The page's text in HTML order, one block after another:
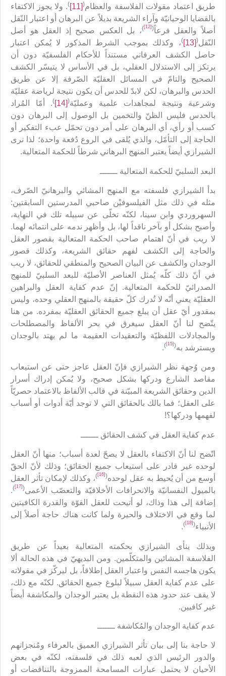
طريق اعتماد مقولات الفلاسفة والعظام(
[11]
). ولا يجوز الاكتفاء
بالقضايا الوحيانيّة وآراء الشريعة بديلاً عن البرهان أو اعتبار النّقل
أصلاً والعقل فرعاً(
[12]
)، بل العكس صحيح إذ العقل هو أصل
النّقل(
[13]
)، وكذلك بموجب الشرط المذكور لا يُمكن اعتبار
حاصل الكشف العرفاني مستنداً للأحكام الفلسفيّة دون أن
يرتكز إلى الاستدلال العقلي، بل في الأساس لا يتيسّر الكشف
الصحيح والتامّ في المسائل العقليّة الصّرفة إلا عن طريق
الحدس والبرهان، لكن لابدّ للحدس أن يكون نتيجة لرياضة عقليّة
وشرعية ونتيجة لمجاهدات علمية وعمليّة(
[14]
). أمّا المُراد
بالحدس فليس الظنّ والتخمين بل الوصول إلى البرهان دون
كسب أو رأي، أي البرهان على أمر دون تحمّل عبء التفكير أو
الحاجة إلى التأمّل، والذي يُلقى في الروع دُفعة واحدة؛ لذا نرى
الشيرازي أيضاً يعتبر المنهج البرهاني شرطاً للحكمة المتعالية.
البعد السلبيّ للحكمة المتعالية ـــــــ
بدأ الشيرازي فلسفته مع المنهج المشائي والبرهانيّ الصّرف،
مثله في ذلك مثل الفيلسوفيْن صاحبي المدرستين السابقتين:
السهروردي وابن سينا، لكنّه تخلّى عن سبيله تلك في النهاية،
وأصبح بشكل أو بآخر ناقداً لها، بل وأظهر ندمه على انتمائه لهما.
لا ريب في أنّ اهتمام صاحب الحكمة المتعالية بقصور العقل
والحاجة إلى الكشف لفهم حقائق الشريعة، وكذلك قصور
الوجدان والكشف عن البيان الصحيح والمنطقي للحقائق، لا ريب
في أنّ ذلك كلّه يُمثل العناصر الأصليّة للبعد السلبيّ للمنهج
الصدرائيّ للحكمة المتعالية. إنّ عدم كفاية العقل والبراهين
العقليّة يعني أنّه لا تُدرك كلّ حقيقة بالمنهج العقلي وحده، وليس
بمقدور أيّ عقل أن يبلغ جميع الحقائق العقليّة بمفرده. من هنا
يتّضح لنا أنّ العقل سيغرق في بحر الألفاظ والمصطلحات
والمجادلات اللفظيّة والتعقيدات العقيمة ما لم يهتد بالوجدان
ويسترشد به(
[15]
)
.
ومن وُجهة نظر الشيرازي فإنّ العقل عاجز حتى عن استيعاب
مقاصد الشارع ودركها بشكل صحيح، ولا يُمكن إدراك أسرار
الدين وحقائق الشريعة المبيّنة في قالب الألفاظ بالاعتماد حصريّاً
على العقل؛ فما بالك بالحقائق التي لا توجد أيّة أدوات أو أسباب
لفهمها ودركها؟!
عدم كفاية العقل في كشف الحقائق ـــــــ
اتّضح لنا أنّ الاكتفاء بالعقل لا يصحّ لعدة أسباب؛ منها أنّ العقل
لوحده غير قادر على استيعاب جميع الحقائق؛ وذلك لأنّ الحقّ
أوسع من أن يُحيط به عقل لوحده(
[16]
)، وكذلك لإمكان تأثر العقل
بالميول النفسانيّة والانحرافات الأخلاقيّة والتعصّب الأعمى(
[17]
)
.
إضافة إلى هذا وذاك، لو أتيحت للعقل القوّة والقدرة الكافيتين
لما وقع في الاختلاف والحيرة ولما كانت هناك حاجة أصلاً إلى
الأنبياء(
[18]
)
.
وبذلك ينأى الشيرازي بحكمته المتعالية بعيداً عن طريق
الفلاسفة المشائين والمتكلّمين. ومن البديهيّ في هذه الحالة ألا
يكون هاجسه النفس واعتبار العقل إطلاقاً، بل ليركّز في مقولاته
على عدم كفاية العقل سبيلاً لبلوغ جميع الحقائق. لكنّه مع ذلك،
لا يقف عند حدود هذه النقطة بل يعتبر الوجدان والمكاشفة أيضاً
غير كافيين.
عدم كفاية الوجدان والمُكاشفة ـــــــ
لا حاجة بنا إلى بيان تأثر الشيرازي العميق بالعرفاء ومُنجزاتهم
والدور الرئيس الذي لعبه ذلك في فلسفته، لكنّه في بعض
الأحيان لا يحتمل عبارات المسامحة الممزوجة بالتناقضات أو